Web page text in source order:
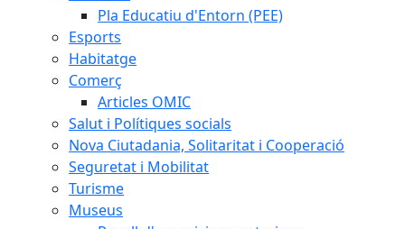
Pla Educatiu d'Entorn (PEE)
Esports
Habitatge
Comerç
Articles OMIC
Salut i Polítiques socials
Nova Ciutadania, Solitaritat i Cooperació
Seguretat i Mobilitat
Turisme
Museus